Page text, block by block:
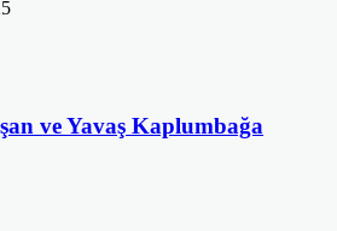
ve Yavaş Kaplumbağa